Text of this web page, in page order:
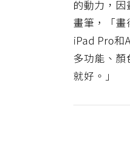
的動力，
畫筆，「
iPad Pro和
多功能、
就好。」